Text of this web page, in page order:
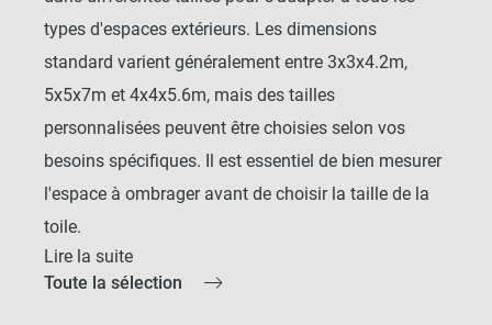
types d'espaces extérieurs. Les dimensions
standard varient généralement entre 3x3x4.2m,
5x5x7m et 4x4x5.6m, mais des tailles
personnalisées peuvent être choisies selon vos
besoins spécifiques. Il est essentiel de bien mesurer
l'espace à ombrager avant de choisir la taille de la
toile.
PEUT ON COMBINER
Lire la suite
Toute la sélection